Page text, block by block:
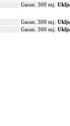
Garan. 300 mj.
Garan. 300 mj.
Garan. 300 mj.